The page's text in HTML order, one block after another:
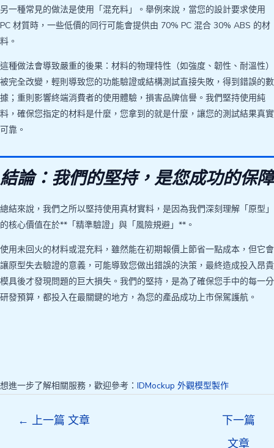
另一種常見的做法是使用「混充料」。舉例來說，當您的設計要求使用
PC 材質時，一些低價的同行可能會提供由 70% PC 混合 30% ABS 的材
料。
這種做法會導致嚴重的後果：材料的物理特性（如強度、韌性、耐溫性）
被完全改變，輕則導致您的功能驗證或結構測試直接失敗，得到錯誤的數
據；重則影響終端消費者的使用體驗，損害品牌信譽。我們堅持使用純
料，確保您指定的材料是什麼，您拿到的就是什麼，讓您的測試結果真實
可靠。
結論：我們的堅持，是您成功的保障
總結來說，我們之所以堅持使用真材實料，是因為我們深刻理解「原型」
的核心價值在於**「精準驗證」與「風險規避」**。
使用未回火的材料或混充料，雖然能在初期報價上節省一點成本，但它會
讓原型失去驗證的意義，可能導致您做出錯誤的決策，最終造成投入昂貴
模具後才發現問題的巨大損失。我們的堅持，是為了確保您手中的每一分
研發預算，都投入在最關鍵的地方，為您的產品成功上市保駕護航。
想進一步了解相關服務，歡迎參考： IDMockup 外觀模型製作
← 上一篇 文章
下一篇
文章